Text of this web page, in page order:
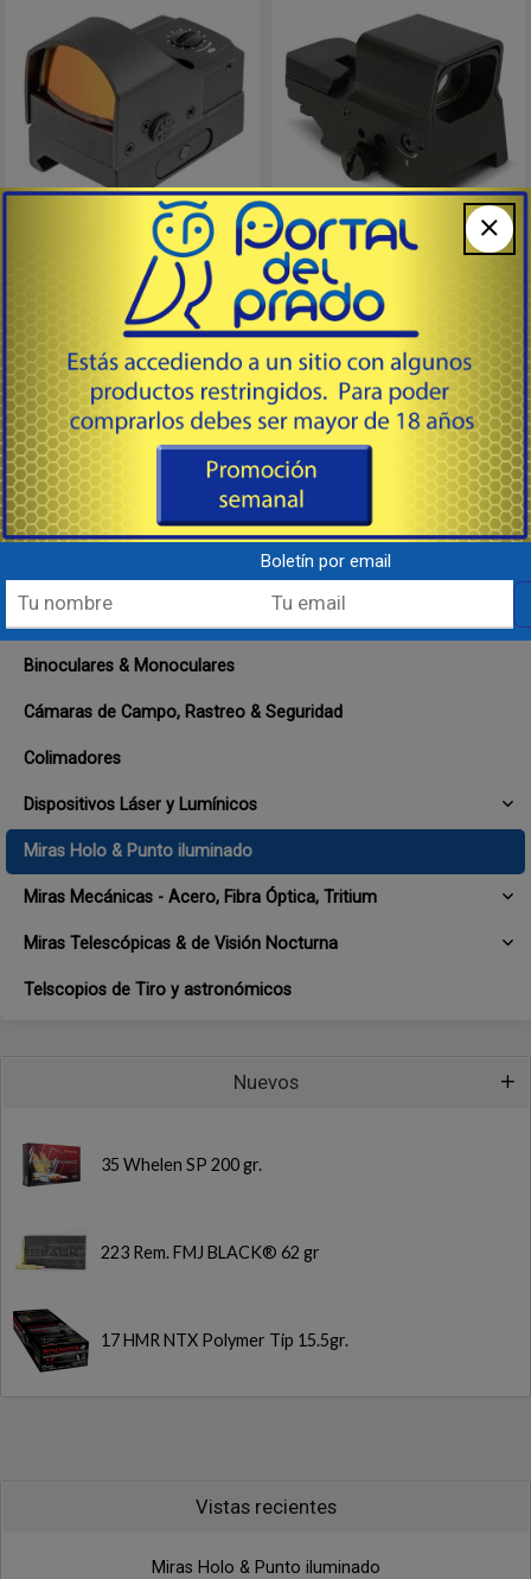
Binoculares & Monoculares
Cámaras de Campo, Rastreo & Seguridad
Colimadores
Dispositivos Láser y Lumínicos
Miras Holo & Punto iluminado
Miras Mecánicas - Acero, Fibra Óptica, Tritium
Miras Telescópicas & de Visión Nocturna
Telscopios de Tiro y astronómicos
Nuevos
35 Whelen SP 200 gr.
223 Rem. FMJ BLACK® 62 gr
17 HMR NTX Polymer Tip 15.5gr.
PRO FISSION 2.0
# 7245 - Konus Italia Group
Mira holográfica con punto
iluminado rojo de 5 intensidades,
mod. SIGHT-PRO FISSION
Amplio campo de visión,
Interruptor de encendido /
apagado.
Dimension compacta, apta para
rieles Weaver y de 11mm.
Diámetro: 17x23mm
Longitud: 43mm
Medida Regulabl...
USD 191
SIGHT-PRO R 8
# 7376 - Konus Italia Group
Mira mod. SIGHT-PRO con punto
iluminado rojo/verde. Arma corta o
larga.
Con 8 retículos intercambiables,
amplio campo de visión.
Interruptor de encendido /
apagado. Dimensión compacta,
apta para rieles Weaver y de
11mm. Apagado al presionar el
USD 245
Comprar
Vistas recientes
Miras Holo & Punto iluminado
Boletín por email